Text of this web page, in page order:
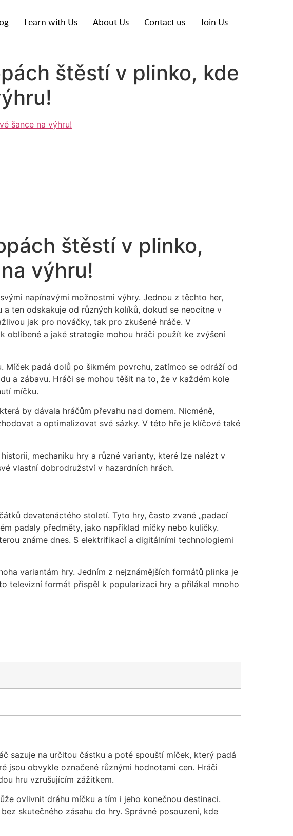
Learn with Us About Us Contact us Join Us
štěstí v plinko, kde
šance na výhru!
štěstí v plinko,
výhru!
napínavými možnostmi výhry. Jednou z těchto her,
ten odskakuje od různých kolíků, dokud se neocitne v
jak pro nováčky, tak pro zkušené hráče. V
oblíbené a jaké strategie mohou hráči použít ke zvýšení
Míček padá dolů po šikmém povrchu, zatímco se odráží od
a zábavu. Hráči se mohou těšit na to, že v každém kole
míčku.
by dávala hráčům převahu nad domem. Nicméně,
a optimalizovat své sázky. V této hře je klíčové také
mechaniku hry a různé varianty, které lze nalézt v
vlastní dobrodružství v hazardních hrách.
devatenáctého století. Tyto hry, často zvané „padací
padaly předměty, jako například míčky nebo kuličky.
známe dnes. S elektrifikací a digitálními technologiemi
variantám hry. Jedním z nejznámějších formátů plinka je
televizní formát přispěl k popularizaci hry a přilákal mnoho
sazuje na určitou částku a poté spouští míček, který padá
jsou obvykle označené různými hodnotami cen. Hráči
hru vzrušujícím zážitkem.
ovlivnit dráhu míčku a tím i jeho konečnou destinaci.
skutečného zásahu do hry. Správné posouzení, kde